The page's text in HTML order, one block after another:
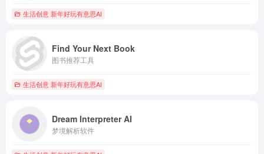
生活创意 新年好玩有意思AI
Find Your Next Book
图书推荐工具
生活创意 新年好玩有意思AI
Dream Interpreter AI
梦境解析软件